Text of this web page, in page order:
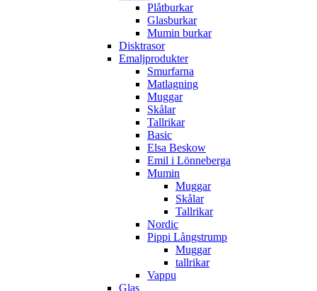
Plåtburkar
Glasburkar
Mumin burkar
Disktrasor
Emaljprodukter
Smurfarna
Matlagning
Muggar
Skålar
Tallrikar
Basic
Elsa Beskow
Emil i Lönneberga
Mumin
Muggar
Skålar
Tallrikar
Nordic
Pippi Långstrump
Muggar
tallrikar
Vappu
Glas